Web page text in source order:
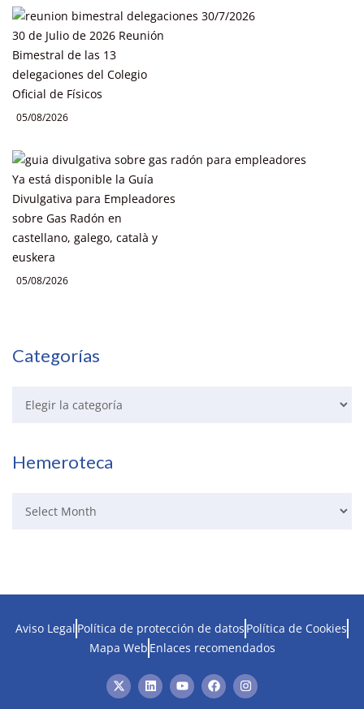
30 de Julio de 2026 Reunión
Bimestral de las 13
delegaciones del Colegio
Oficial de Físicos
05/08/2026
Ya está disponible la Guía
Divulgativa para Empleadores
sobre Gas Radón en
castellano, galego, català y
euskera
05/08/2026
Categorías
Hemeroteca
Aviso Legal Política de protección de datos Política de Cookies
Mapa Web Enlaces recomendados